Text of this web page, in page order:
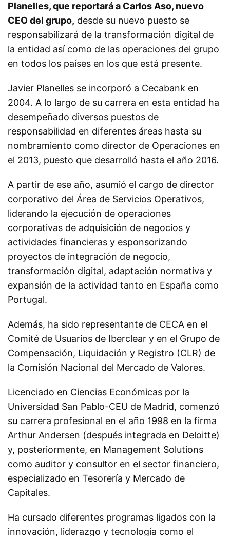
Planelles, que reportará a Carlos Aso, nuevo
CEO del grupo, desde su nuevo puesto se
responsabilizará de la transformación digital de
la entidad así como de las operaciones del grupo
en todos los países en los que está presente.
Javier Planelles se incorporó a Cecabank en
2004. A lo largo de su carrera en esta entidad ha
desempeñado diversos puestos de
responsabilidad en diferentes áreas hasta su
nombramiento como director de Operaciones en
el 2013, puesto que desarrolló hasta el año 2016.
A partir de ese año, asumió el cargo de director
corporativo del Área de Servicios Operativos,
liderando la ejecución de operaciones
corporativas de adquisición de negocios y
actividades financieras y esponsorizando
proyectos de integración de negocio,
transformación digital, adaptación normativa y
expansión de la actividad tanto en España como
Portugal.
Además, ha sido representante de CECA en el
Comité de Usuarios de Iberclear y en el Grupo de
Compensación, Liquidación y Registro (CLR) de
la Comisión Nacional del Mercado de Valores.
Licenciado en Ciencias Económicas por la
Universidad San Pablo-CEU de Madrid, comenzó
su carrera profesional en el año 1998 en la firma
Arthur Andersen (después integrada en Deloitte)
y, posteriormente, en Management Solutions
como auditor y consultor en el sector financiero,
especializado en Tesorería y Mercado de
Capitales.
Ha cursado diferentes programas ligados con la
innovación, liderazgo y tecnología como el